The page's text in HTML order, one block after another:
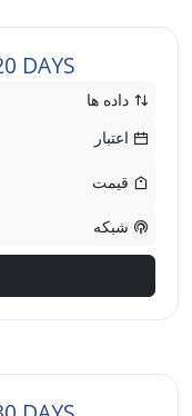
DAYS
داده ها
اعتبار
قیمت
شبکه